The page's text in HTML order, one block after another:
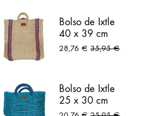
Arneses
Bolso de Ixtle
40 x 39 cm
natural
28,76€ 35,95€
Bolso de Ixtle
25 x 30 cm
azul peltre